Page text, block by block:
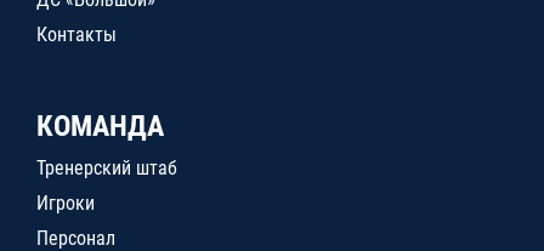
Контакты
КОМАНДА
Тренерский штаб
Игроки
Персонал